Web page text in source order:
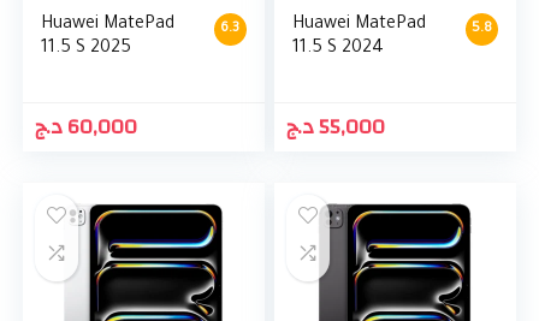
6.3
Huawei MatePad
11.5 S 2025
60,000د.ج
5.8
Huawei MatePad
11.5 S 2024
55,000د.ج